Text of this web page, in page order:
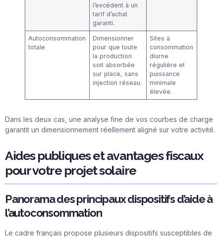
l’excédent à un
tarif d’achat
garanti.
Autoconsommation
totale
Dimensionner
pour que toute
la production
soit absorbée
sur place, sans
injection réseau.
Sites à
consommation
diurne
régulière et
puissance
minimale
élevée.
Dans les deux cas, une analyse fine de vos courbes de charge
garantit un dimensionnement réellement aligné sur votre activité.
Aides publiques et avantages fiscaux
pour votre projet solaire
Panorama des principaux dispositifs d’aide à
l’autoconsommation
Le cadre français propose plusieurs dispositifs susceptibles de